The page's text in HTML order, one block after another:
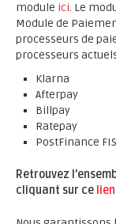
module ici. Le
Module de
processeurs de
processeurs
Klarna
Afterpay
Billpay
Ratepay
PostFinance FIS
Retrouvez
cliquant sur ce lien